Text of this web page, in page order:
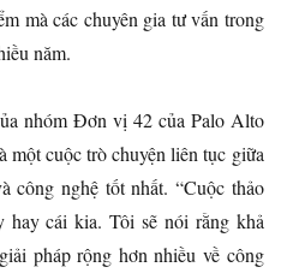
mà các chuyên gia tư vấn trong
năm.
nhóm Đơn vị 42 của Palo Alto
cuộc trò chuyện liên tục giữa
công nghệ tốt nhất. “Cuộc thảo
hay cái kia. Tôi sẽ nói rằng khả
pháp rộng hơn nhiều về công